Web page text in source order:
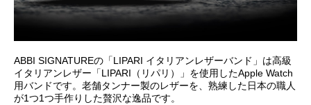
ABBI SIGNATUREの「LIPARI イタリアンレザーバンド」は高級
イタリアンレザー「LIPARI（リパリ）」を使用したApple Watch
用バンドです。老舗タンナー製のレザーを、熟練した日本の職人
が1つ1つ手作りした贅沢な逸品です。